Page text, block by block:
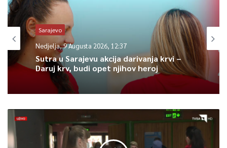
Sarajevo
Nedjelja, 9 Augusta 2026, 12:37
Sutra u Sarajevu akcija darivanja krvi –
Daruj krv, budi opet njihov heroj